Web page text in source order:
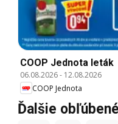
COOP Jednota leták
06.08.2026- 12.08.2026
COOP Jednota
Ďalšie